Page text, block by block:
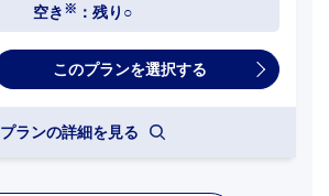
空き ※ ：残り○
プランの詳細を見る